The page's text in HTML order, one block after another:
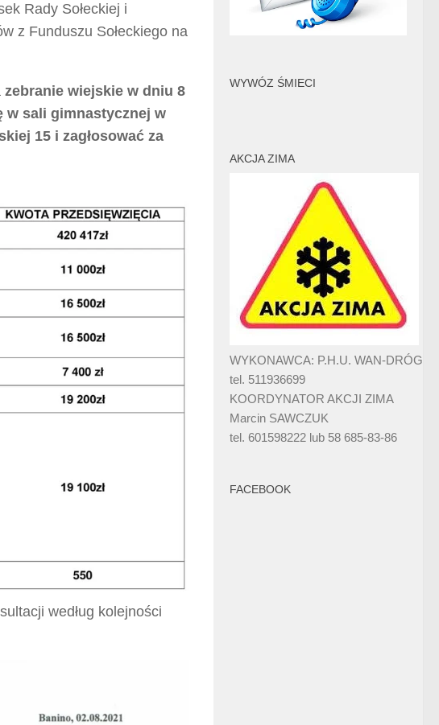
Rady Sołeckiej i
z Funduszu Sołeckiego na
zebranie wiejskie w dniu 8
w sali gimnastycznej w
15 i zagłosować za
według kolejności
WYWÓZ ŚMIECI
AKCJA ZIMA
WYKONAWCA: P.H.U. WAN-DRÓG
tel. 511936699
KOORDYNATOR AKCJI ZIMA
Marcin SAWCZUK
tel. 601598222 lub 58 685-83-86
FACEBOOK